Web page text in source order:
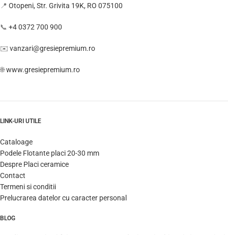
📍 Otopeni, Str. Grivita 19K, RO 075100
📞 +4 0372 700 900
✉️ vanzari@gresiepremium.ro
🌐www.gresiepremium.ro
LINK-URI UTILE
Cataloage
Podele Flotante placi 20-30 mm
Despre Placi ceramice
Contact
Termeni si conditii
Prelucrarea datelor cu caracter personal
BLOG